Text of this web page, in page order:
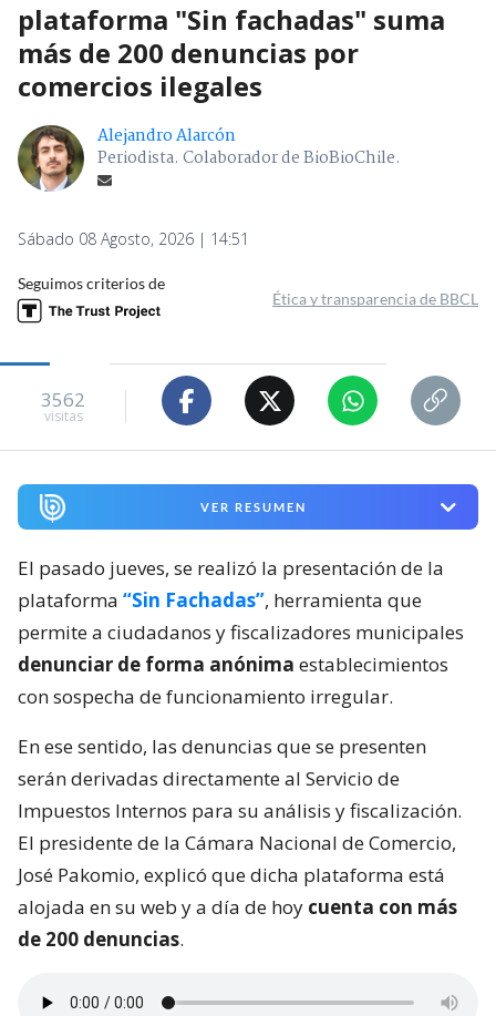
plataforma "Sin fachadas" suma
más de 200 denuncias por
comercios ilegales
Alejandro Alarcón
Periodista. Colaborador de BioBioChile.
Sábado 08 Agosto, 2026 | 14:51
Seguimos criterios de
Ética y transparencia de BBCL
3562
visitas
VER RESUMEN
El pasado jueves, se realizó la presentación de la
plataforma “Sin Fachadas”, herramienta que
permite a ciudadanos y fiscalizadores municipales
denunciar de forma anónima establecimientos
con sospecha de funcionamiento irregular.
En ese sentido, las denuncias que se presenten
serán derivadas directamente al Servicio de
Impuestos Internos para su análisis y fiscalización.
El presidente de la Cámara Nacional de Comercio,
José Pakomio, explicó que dicha plataforma está
alojada en su web y a día de hoy cuenta con más
de 200 denuncias.